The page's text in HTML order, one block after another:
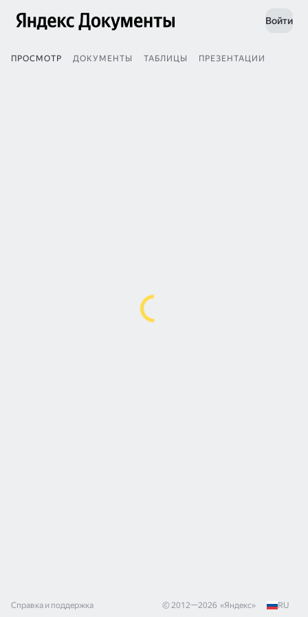
Войти
ПРОСМОТР ДОКУМЕНТЫ ТАБЛИЦЫ ПРЕЗЕНТАЦИИ
Справка и поддержка © 2012—2026 «Яндекс» RU